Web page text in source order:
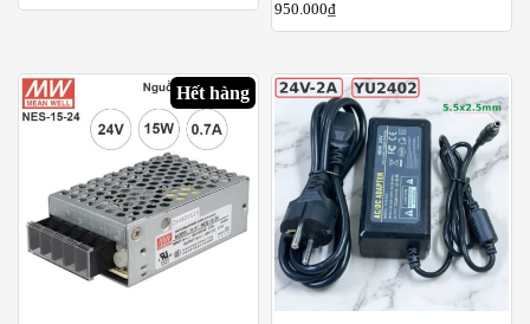
950.000₫
Hết hàng